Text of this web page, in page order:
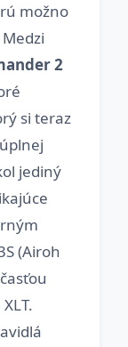
možno
2
si teraz
jediný
(Airoh